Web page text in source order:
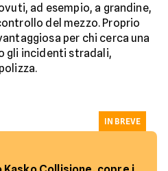
ad esempio, a grandine,
del mezzo. Proprio
per chi cerca una
gli incidenti stradali,
IN BREVE